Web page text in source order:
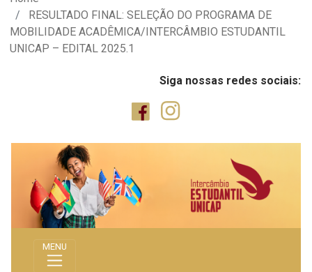
RESULTADO FINAL: SELEÇÃO DO PROGRAMA DE
MOBILIDADE ACADÊMICA/INTERCÂMBIO ESTUDANTIL
UNICAP – EDITAL 2025.1
Siga nossas redes sociais:
MENU